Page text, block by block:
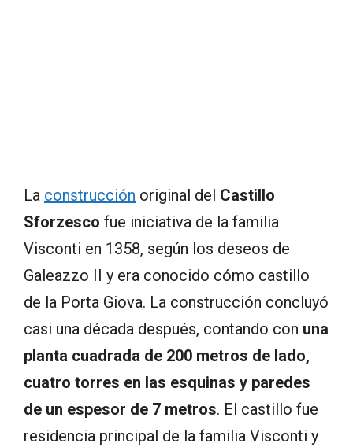
La construcción original del Castillo
Sforzesco fue iniciativa de la familia
Visconti en 1358, según los deseos de
Galeazzo II y era conocido cómo castillo
de la Porta Giova. La construcción concluyó
casi una década después, contando con una
planta cuadrada de 200 metros de lado,
cuatro torres en las esquinas y paredes
de un espesor de 7 metros. El castillo fue
residencia principal de la familia Visconti y